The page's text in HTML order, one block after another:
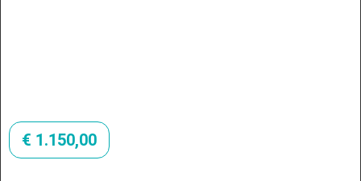
€ 1.150,00